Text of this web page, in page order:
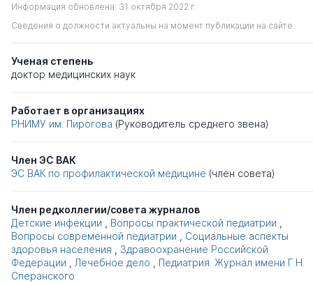
Информация обновлена: 31 октября 2022 г.
Сведения о должности актуальны на момент публикации на сайте
Ученая степень
доктор медицинских наук
Работает в организациях
РНИМУ им. Пирогова (Руководитель среднего звена)
Член ЭС ВАК
ЭС ВАК по профилактической медицине (член совета)
Член редколлегии/совета журналов
Детские инфекции
Вопросы практической педиатрии
Вопросы современной педиатрии
Социальные аспекты
здоровья населения
Здравоохранение Российской
Федерации
Лечебное дело
Педиатрия. Журнал имени Г.Н.
Сперанского